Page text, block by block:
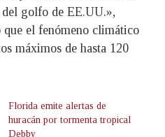
golfo de EE.UU.»,
el fenómeno climático
máximos de hasta 120
Florida emite alertas de
huracán por tormenta tropical
Debby